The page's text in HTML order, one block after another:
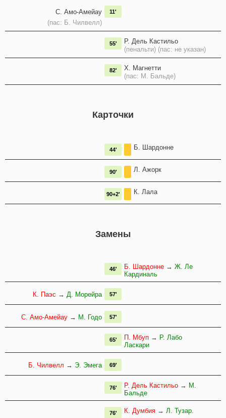
С. Амо-Амейау
(пас: Б. Чилвелл)
11'
Р. Дель Кастильо
(пенальти) (пас: не указан)
55'
Х. Магнетти
(пас: М. Бальде)
82'
Карточки
Б. Шардонне
44'
Л. Ажорк
90'
К. Лала
90+2'
Замены
Б. Шардонне → Ж. Ле
Кардиналь
46'
К. Паэс → Д. Морейра 57'
С. Амо-Амейау → М. Годо 57'
П. Мбуп → Р. Лабо
Ласкари
65'
Б. Чилвелл → Э. Эмега 69'
Р. Дель Кастильо → М.
Бальде
76'
К. Думбия → Л. Тузар.
76'